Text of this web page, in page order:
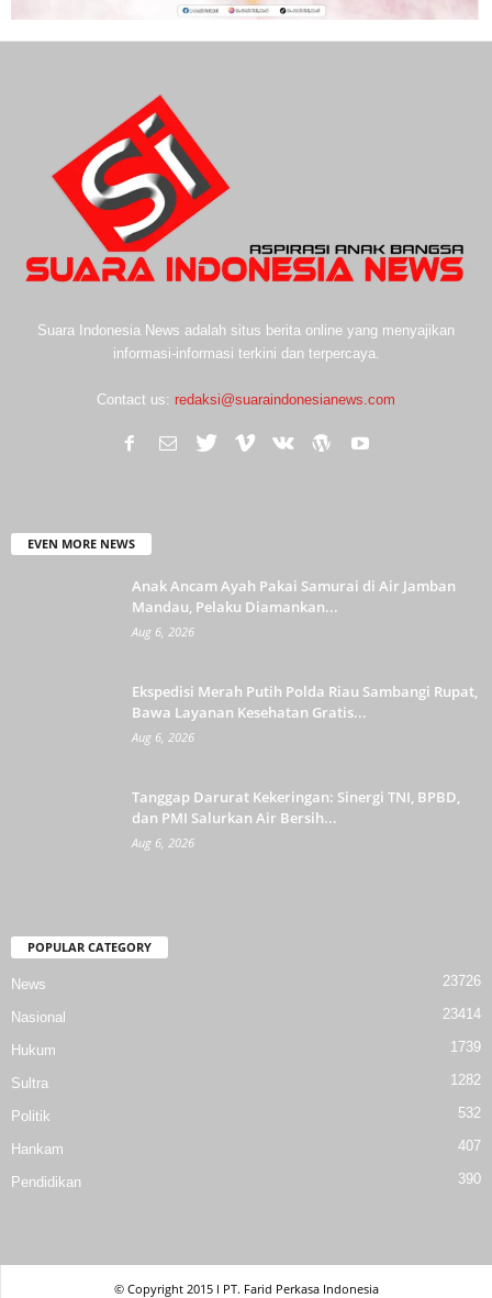
Suara Indonesia News adalah situs berita online yang menyajikan
informasi-informasi terkini dan terpercaya.
Contact us: redaksi@suaraindonesianews.com
EVEN MORE NEWS
Anak Ancam Ayah Pakai Samurai di Air Jamban
Mandau, Pelaku Diamankan...
Aug 6, 2026
Ekspedisi Merah Putih Polda Riau Sambangi Rupat,
Bawa Layanan Kesehatan Gratis...
Aug 6, 2026
Tanggap Darurat Kekeringan: Sinergi TNI, BPBD,
dan PMI Salurkan Air Bersih...
Aug 6, 2026
POPULAR CATEGORY
News 23726
Nasional 23414
Hukum 1739
Sultra 1282
Politik 532
Hankam 407
Pendidikan 390
© Copyright 2015 l PT. Farid Perkasa Indonesia